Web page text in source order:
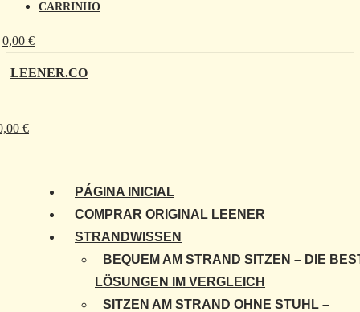
CARRINHO
0,00 €
LEENER.CO
€
PÁGINA INICIAL
COMPRAR ORIGINAL LEENER
STRANDWISSEN
BEQUEM AM STRAND SITZEN – DIE
LÖSUNGEN IM VERGLEICH
SITZEN AM STRAND OHNE STUHL –